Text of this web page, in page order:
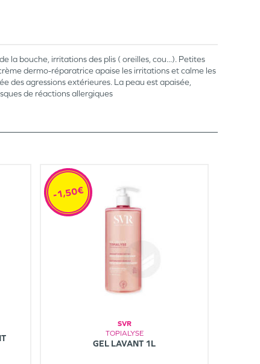
la bouche, irritations des plis ( oreilles, cou...). Petites
dermo-réparatrice apaise les irritations et calme les
des agressions extérieures. La peau est apaisée,
de réactions allergiques
SVR
TOPIALYSE
GEL LAVANT 1L
-1,50€